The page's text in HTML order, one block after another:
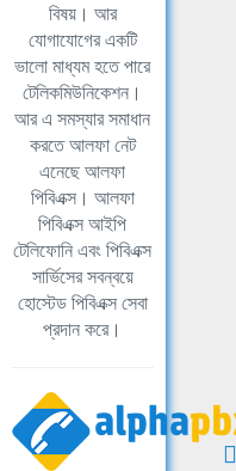
বিষয়। আর
যোগাযোগের একটি
ভালো মাধ্যম হতে পারে
টেলিকমিউনিকেশন।
আর এ সমস্যার সমাধান
করতে আলফা নেট
এনেছে আলফা
পিবিএক্স। আলফা
পিবিএক্স আইপি
টেলিফোনি এবং পিবিএক্স
সার্ভিসের সবন্বয়ে
হোস্টেড পিবিএক্স সেবা
প্রদান করে।